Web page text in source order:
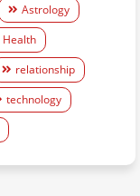
Astrology
Health
relationship
technology